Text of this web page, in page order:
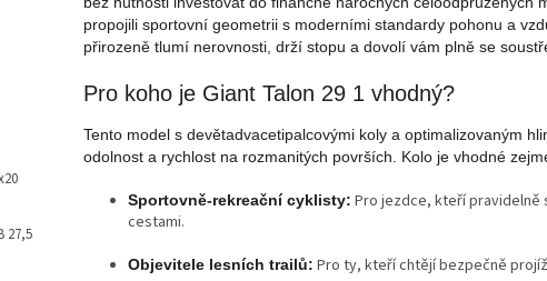
27,5
propojili sportovní geometrii s moderními standardy pohonu a
přirozeně tlumí nerovnosti, drží stopu a dovolí vám plně se
Pro koho je Giant Talon 29 1 vhodný?
Tento model s devětadvacetipalcovými koly a optimalizovaným
odolnost a rychlost na rozmanitých površích. Kolo je vhodné
Sportovně-rekreační cyklisty: Pro jezdce, kteří pravidelně
cestami.
Objevitele lesních trailů: Pro ty, kteří chtějí bezpečně